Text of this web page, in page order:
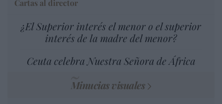
Cartas al director
¿El Superior interés el menor o el superior
interés de la madre del menor?
Ceuta celebra Nuestra Señora de África
Minucias visuales